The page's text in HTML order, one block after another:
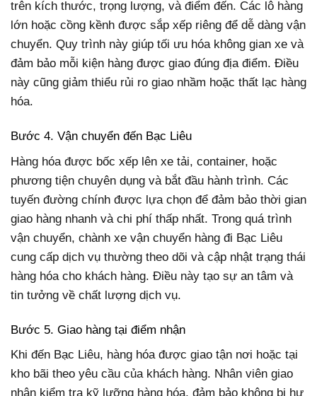
trên kích thước, trọng lượng, và điểm đến. Các lô hàng
lớn hoặc cồng kềnh được sắp xếp riêng để dễ dàng vận
chuyển. Quy trình này giúp tối ưu hóa không gian xe và
đảm bảo mỗi kiện hàng được giao đúng địa điểm. Điều
này cũng giảm thiểu rủi ro giao nhầm hoặc thất lạc hàng
hóa.
Bước 4. Vận chuyển đến Bạc Liêu
Hàng hóa được bốc xếp lên xe tải, container, hoặc
phương tiện chuyên dụng và bắt đầu hành trình. Các
tuyến đường chính được lựa chọn để đảm bảo thời gian
giao hàng nhanh và chi phí thấp nhất. Trong quá trình
vận chuyển, chành xe vận chuyển hàng đi Bạc Liêu
cung cấp dịch vụ thường theo dõi và cập nhật trạng thái
hàng hóa cho khách hàng. Điều này tạo sự an tâm và
tin tưởng về chất lượng dịch vụ.
Bước 5. Giao hàng tại điểm nhận
Khi đến Bạc Liêu, hàng hóa được giao tận nơi hoặc tại
kho bãi theo yêu cầu của khách hàng. Nhân viên giao
nhận kiểm tra kỹ lưỡng hàng hóa, đảm bảo không bị hư